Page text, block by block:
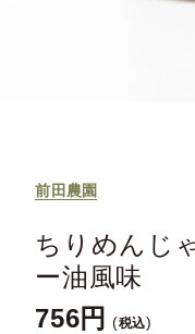
前田農園
ちりめんじ
ー油風味
756 税込